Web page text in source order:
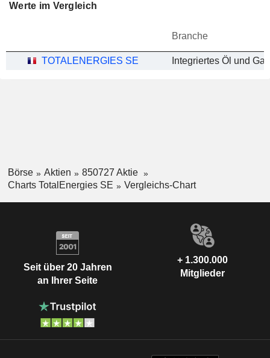
Werte im Vergleich
Branche
TOTALENERGIES SE Integriertes Öl und Gas
Börse Aktien
850727 Aktie
Charts TotalEnergies SE
Vergleichs-Chart
Seit über 20 Jahren
an Ihrer Seite
+ 1.300.000
Mitglieder